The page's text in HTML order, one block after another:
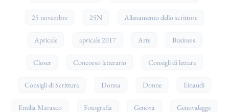
25 novembre 25N Allenamento dello scrittore
Apricale apricale 2017 Arte Business
Closer Concorso letterario Consigli di lettura
Consigli di Scrittura Donna Donne Einaudi
Emilia Marasco Fotografia Genova Genovalegge